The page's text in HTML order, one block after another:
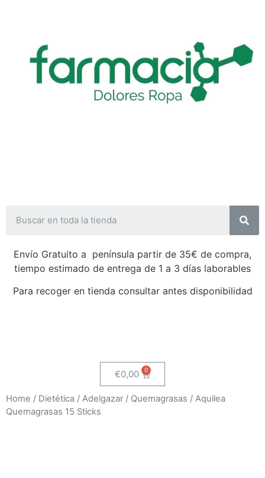
Envío Gratuito a península partir de 35€ de compra,
tiempo estimado de entrega de 1 a 3 días laborables
Para recoger en tienda consultar antes disponibilidad
€0,00
Home / Dietética / Adelgazar / Quemagrasas / Aquilea
Quemagrasas 15 Sticks